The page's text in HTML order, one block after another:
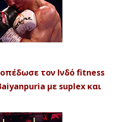
τον Ινδό fitness
με suplex και